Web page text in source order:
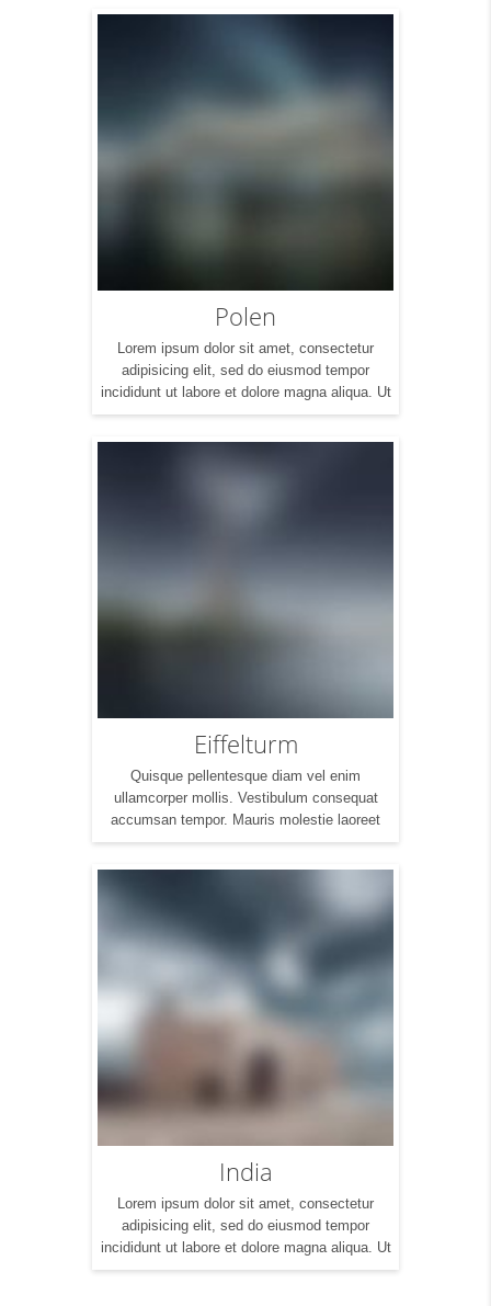
Polen
Lorem ipsum dolor sit amet, consectetur
adipisicing elit, sed do eiusmod tempor
incididunt ut labore et dolore magna aliqua. Ut
enim ad minim veniam, quis nostrud
Eiffelturm
Quisque pellentesque diam vel enim
ullamcorper mollis. Vestibulum consequat
accumsan tempor. Mauris molestie laoreet
lobortis. Suspendisse ut diam elit. Mauris non
tellus et mattis. Aenean suscipit sagittis
quam. Maecenas mattis vel erat non cursus.
Etiam euismod felis […]
India
Lorem ipsum dolor sit amet, consectetur
adipisicing elit, sed do eiusmod tempor
incididunt ut labore et dolore magna aliqua. Ut
enim ad minim veniam, quis nostrud